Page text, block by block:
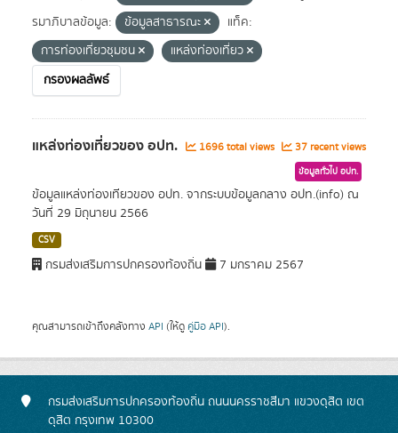
รมาภิบาลข้อมูล:
ข้อมูลสาธารณะ
แท็ค:
การท่องเที่ยวชุมชน
แหล่งท่องเที่ยว
กรองผลลัพธ์
แหล่งท่องเที่ยวของ อปท. 1696 total views 37 recent views
ข้อมูลทั่วไป อปท.
ข้อมูลแหล่งท่องเทียวของ อปท. จากระบบข้อมูลกลาง อปท.(info) ณ
วันที่ 29 มิถุนายน 2566
CSV
กรมส่งเสริมการปกครองท้องถิ่น 7 มกราคม 2567
คุณสามารถเข้าถึงคลังทาง API (ให้ดู คู่มือ API).
กรมส่งเสริมการปกครองท้องถิ่น ถนนนครราชสีมา แขวงดุสิต เขต
ดุสิต กรุงเทพ 10300